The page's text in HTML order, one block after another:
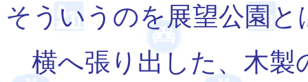
そういうのを展望公園
横へ張り出した、木製